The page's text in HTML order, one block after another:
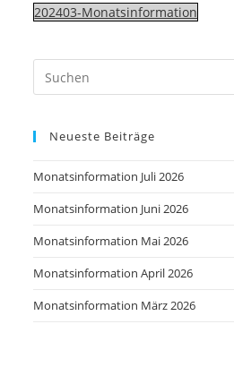
202403-Monatsinformation
Neueste Beiträge
Monatsinformation Juli 2026
Monatsinformation Juni 2026
Monatsinformation Mai 2026
Monatsinformation April 2026
Monatsinformation März 2026